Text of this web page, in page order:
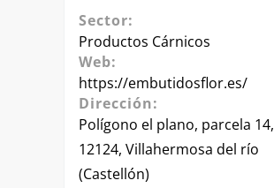
Sector:
Productos Cárnicos
Web:
https://embutidosflor.es/
Dirección:
Polígono el plano, parcela 14,
12124, Villahermosa del río
(Castellón)